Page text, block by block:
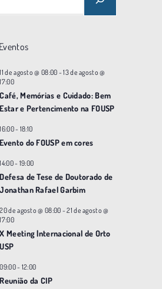
11 de agosto @ 08:00 -13 de agosto @
17:00
Café, Memórias e Cuidado: Bem
Estar e Pertencimento na FOUSP
16:00- 18:10
Evento do FOUSP em cores
14:00- 19:00
Defesa de Tese de Doutorado de
Jonathan Rafael Garbim
20 de agosto @ 08:00 -21 de agosto @
17:00
X Meeting |nternacional de Orto
USP
09:00- 12:00
Reunião da CIP